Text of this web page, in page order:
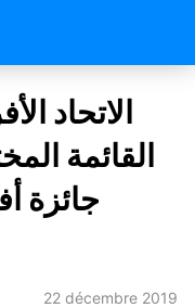
الاتحاد
القائمة
جائزة
22 décembre 2019